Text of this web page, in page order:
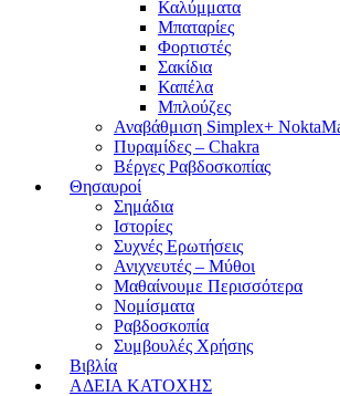
Καλύμματα
Μπαταρίες
Φορτιστές
Σακίδια
Καπέλα
Μπλούζες
Αναβάθμιση Simplex+
Πυραμίδες – Chakra
Βέργες Ραβδοσκοπίας
Θησαυροί
Σημάδια
Ιστορίες
Συχνές Ερωτήσεις
Ανιχνευτές – Μύθοι
Μαθαίνουμε Περισσότερα
Νομίσματα
Ραβδοσκοπία
Συμβουλές Χρήσης
Βιβλία
ΑΔΕΙΑ ΚΑΤΟΧΗΣ